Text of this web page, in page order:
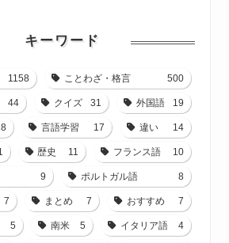
キーワード
1158 ことわざ・格言 500
44 クイズ 31 外国語 19
言語学習 17 違い 14
歴史 11 フランス語 10
9 ポルトガル語 8
7 まとめ 7 おすすめ 7
5 南米 5 イタリア語 4